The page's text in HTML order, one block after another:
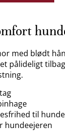
med blødt
pålideligt
til
hundeejeren